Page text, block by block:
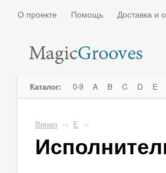
О проекте Помощь Доставка и
Каталог: 0-9 A B C D E
Винил → E →